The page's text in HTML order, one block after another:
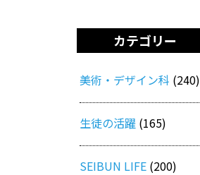
カテゴリー
美術・デザイン科 (240)
生徒の活躍 (165)
SEIBUN LIFE (200)